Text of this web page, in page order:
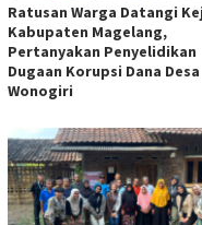
Ratusan Warga Datangi
Kabupaten Magelang,
Pertanyakan Penyelidikan
Dugaan Korupsi Dana Desa
Wonogiri